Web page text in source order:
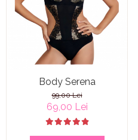
Body Serena
99,00 Lei
69,00 Lei